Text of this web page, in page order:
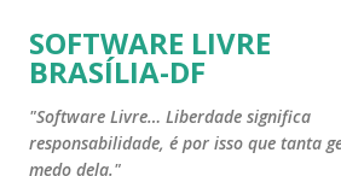
Pular para o conteúdo
SOFTWARE LIVRE
BRASÍLIA-DF
"Software Livre… Liberdade significa
responsabilidade, é por isso que tanta
medo dela."